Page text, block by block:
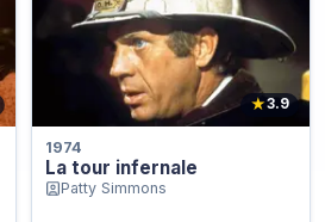
★3.9
1974
La tour infernale
Patty Simmons